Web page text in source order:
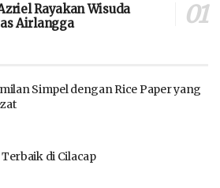
Rayakan Wisuda
Airlangga
Simpel dengan Rice Paper yang
di Cilacap